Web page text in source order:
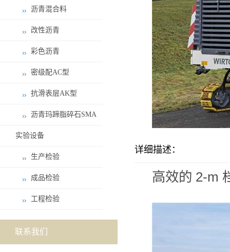
沥青混合料
改性沥青
彩色沥青
密级配AC型
抗滑表层AK型
沥青玛蹄脂碎石SMA
实验设备
生产检验
成品检验
工程检验
联系我们
详细描述：
高效的 2-m